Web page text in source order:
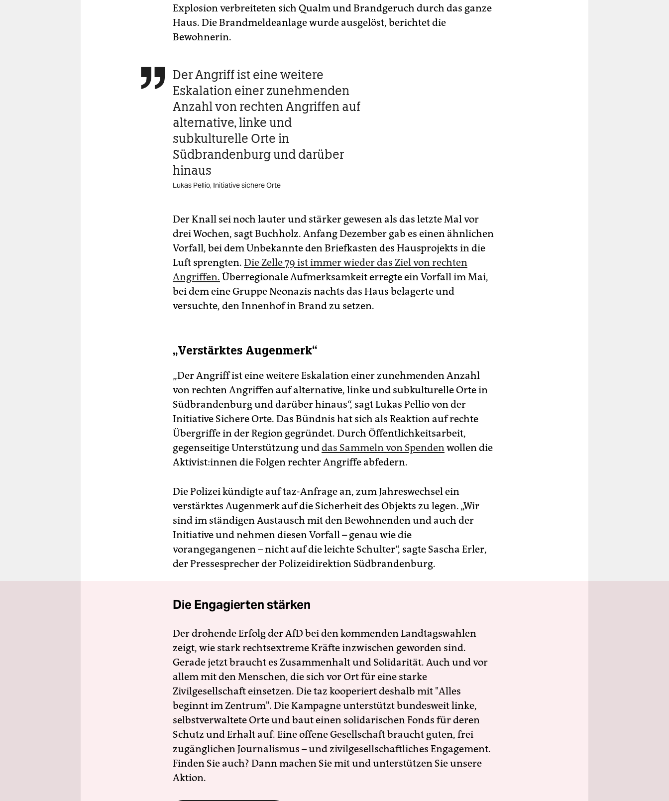
Explosion verbreiteten sich Qualm und Brandgeruch durch das ganze
Haus. Die Brandmeldeanlage wurde ausgelöst, berichtet die
Bewohnerin.
 Der Angriff ist eine weitere
Eskalation einer zunehmenden
Anzahl von rechten Angriffen auf
alternative, linke und
subkulturelle Orte in
Südbrandenburg und darüber
hinaus
Lukas Pellio, Initiative sichere Orte
Der Knall sei noch lauter und stärker gewesen als das letzte Mal vor
drei Wochen, sagt Buchholz. Anfang Dezember gab es einen ähnlichen
Vorfall, bei dem Unbekannte den Briefkasten des Hausprojekts in die
Luft sprengten. Die Zelle 79 ist immer wieder das Ziel von rechten
Angriffen. Überregionale Aufmerksamkeit erregte ein Vorfall im Mai,
bei dem eine Gruppe Neonazis nachts das Haus belagerte und
versuchte, den Innenhof in Brand zu setzen.
„Verstärktes Augenmerk“
„Der Angriff ist eine weitere Eskalation einer zunehmenden Anzahl
von rechten Angriffen auf alternative, linke und subkulturelle Orte in
Südbrandenburg und darüber hinaus“, sagt Lukas Pellio von der
Initiative Sichere Orte. Das Bündnis hat sich als Reaktion auf rechte
Übergriffe in der Region gegründet. Durch Öffentlichkeitsarbeit,
gegenseitige Unterstützung unddas Sammeln von Spendenwollen die
Ak­ti­vis­t:in­nen die Folgen rechter Angriffe abfedern.
Die Polizei kündigte auf taz-Anfrage an, zum Jahreswechsel ein
verstärktes Augenmerk auf die Sicherheit des Objekts zu legen. „Wir
sind im ständigen Austausch mit den Bewohnenden und auch der
Initiative und nehmen diesen Vorfall – genau wie die
vorangegangenen – nicht auf die leichte Schulter“, sagte Sascha Erler,
der Pressesprecher der Polizeidirektion Südbrandenburg.
Die Engagierten stärken
Der drohende Erfolg der AfD bei den kommenden Landtagswahlen
zeigt, wie stark rechtsextreme Kräfte inzwischen geworden sind.
Gerade jetzt braucht es Zusammenhalt und Solidarität. Auch und vor
allem mit den Menschen, die sich vor Ort für eine starke
Zivilgesellschaft einsetzen. Die taz kooperiert deshalb mit "Alles
beginnt im Zentrum". Die Kampagne unterstützt bundesweit linke,
selbstverwaltete Orte und baut einen solidarischen Fonds für deren
Schutz und Erhalt auf. Eine offene Gesellschaft braucht guten, frei
zugänglichen Journalismus – und zivilgesellschaftliches Engagement.
Finden Sie auch? Dann machen Sie mit und unterstützen Sie unsere
Aktion.